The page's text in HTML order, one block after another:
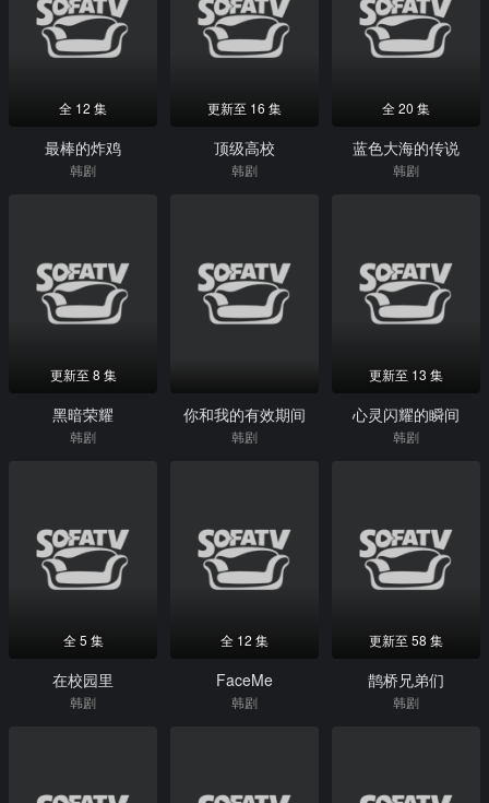
全 12 集
最棒的炸鸡
韩剧
更新至 16 集
顶级高校
韩剧
全 20 集
蓝色大海的传说
韩剧
更新至 8 集
黑暗荣耀
韩剧
你和我的有效期间
韩剧
更新至 13 集
心灵闪耀的瞬间
韩剧
全 5 集
在校园里
韩剧
全 12 集
FaceMe
韩剧
更新至 58 集
鹊桥兄弟们
韩剧